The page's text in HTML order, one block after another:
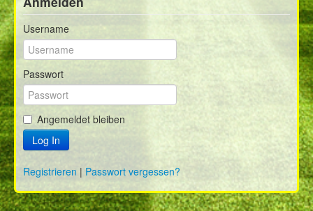
Username
Passwort
Angemeldet bleiben
Log In
Registrieren | Passwort vergessen?